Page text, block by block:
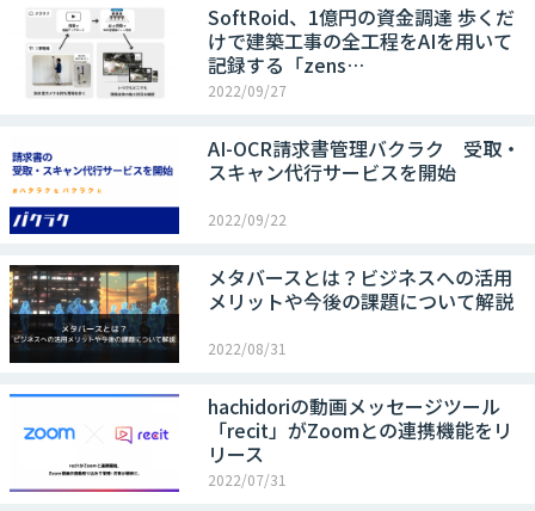
SoftRoid、1億円の資金調達 歩くだ
けで建築工事の全工程をAIを用いて
記録する「zens…
2022/09/27
AI-OCR請求書管理バクラク 受取・
スキャン代行サービスを開始
2022/09/22
メタバースとは？ビジネスへの活用
メリットや今後の課題について解説
2022/08/31
hachidoriの動画メッセージツール
「recit」がZoomとの連携機能をリ
リース
2022/07/31